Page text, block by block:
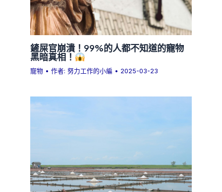
鏟屎官崩潰！99%的人都不知道的寵物
黑暗真相！
寵物 • 作者:努力工作的小編 • 2025-03-23